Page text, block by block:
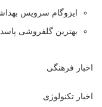
ایزوگام سرویس
بهترین گلفروشی
اخبار فرهنگی
اخبار تکنولوژی